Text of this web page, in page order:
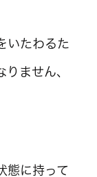
いたわるた
ません、
態に持って